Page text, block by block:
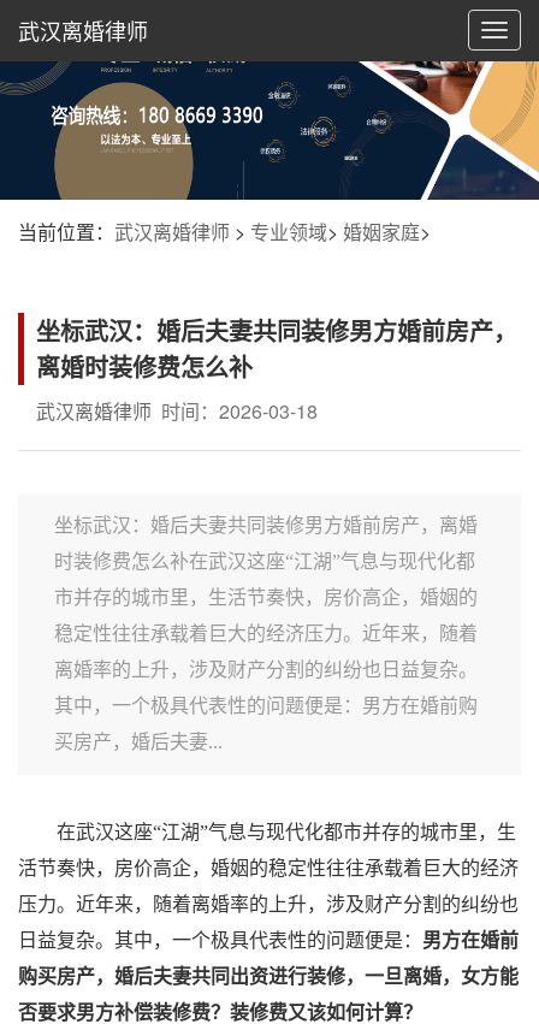
切
换
航
武汉离婚律师
当前位置： 武汉离婚律师 > 专业领域> 婚姻家庭>
坐标武汉：婚后夫妻共同装修男方婚前房产，
离婚时装修费怎么补
武汉离婚律师 时间：2026-03-18
坐标武汉：婚后夫妻共同装修男方婚前房产，离婚
时装修费怎么补在武汉这座“江湖”气息与现代化都
市并存的城市里，生活节奏快，房价高企，婚姻的
稳定性往往承载着巨大的经济压力。近年来，随着
离婚率的上升，涉及财产分割的纠纷也日益复杂。
其中，一个极具代表性的问题便是：男方在婚前购
买房产，婚后夫妻...
在武汉这座“江湖”气息与现代化都市并存的城市里，生
活节奏快，房价高企，婚姻的稳定性往往承载着巨大的经济
压力。近年来，随着离婚率的上升，涉及财产分割的纠纷也
日益复杂。其中，一个极具代表性的问题便是： 男方在婚前
购买房产，婚后夫妻共同出资进行装修，一旦离婚，女方能
否要求男方补偿装修费？装修费又该如何计算？